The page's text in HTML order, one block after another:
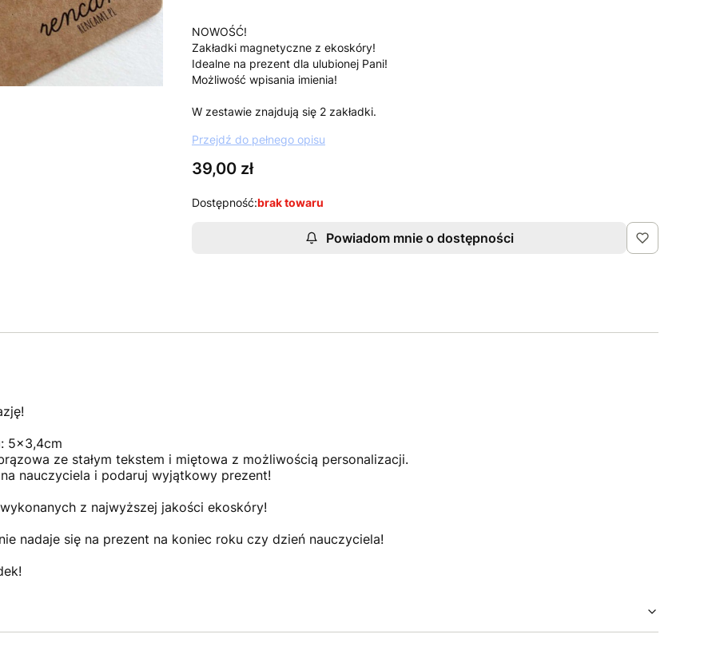
NOWOŚĆ!
Zakładki magnetyczne z ekoskóry!
Idealne na prezent dla ulubionej Pani!
Możliwość wpisania imienia!
W zestawie znajdują się 2 zakładki.
Przejdź do pełnego opisu
Cena
39,00 zł
Dostępność:brak towaru
Powiadom mnie o dostępności
5x3,4cm
ze stałym tekstem i miętowa z możliwością personalizacji.
nauczyciela i podaruj wyjątkowy prezent!
z najwyższej jakości ekoskóry!
nadaje się na prezent na koniec roku czy dzień nauczyciela!